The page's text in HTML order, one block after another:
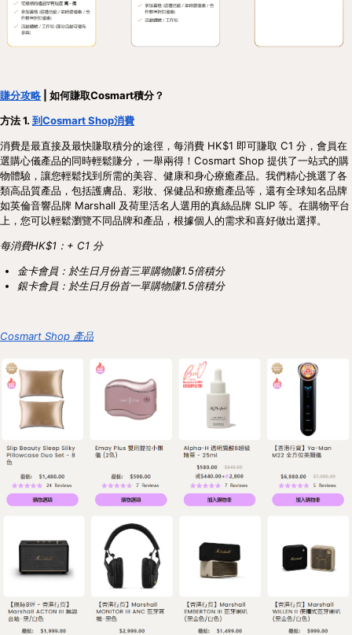
賺分攻略 | 如何賺取Cosmart積分？
方法 1. 到Cosmart Shop消費
消費是最直接及最快賺取積分的途徑，每消費 HK$1 即可賺取 C1 分，會員在
選購心儀產品的同時輕鬆賺分，一舉兩得！Cosmart Shop 提供了一站式的購
物體驗，讓您輕鬆找到所需的美容、健康和身心療癒產品。我們精心挑選了各
類高品質產品，包括護膚品、彩妝、保健品和療癒產品等，還有全球知名品牌
如英倫音響品牌 Marshall 及荷里活名人選用的真絲品牌 SLIP 等。在購物平台
上，您可以輕鬆瀏覽不同品牌和產品，根據個人的需求和喜好做出選擇。
每消費HK$1：+ C1 分
金卡會員：於生日月份首三單購物賺1.5倍積分
銀卡會員：於生日月份首一單購物賺1.5倍積分
Cosmart Shop 產品